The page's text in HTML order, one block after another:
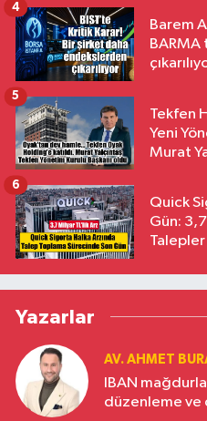
Barem
4
Tekfen
Yeni
Murat
5
Quick
Gün:
Talepler
6
Yazarlar
AV. AHMET
IBAN
düzenleme ve